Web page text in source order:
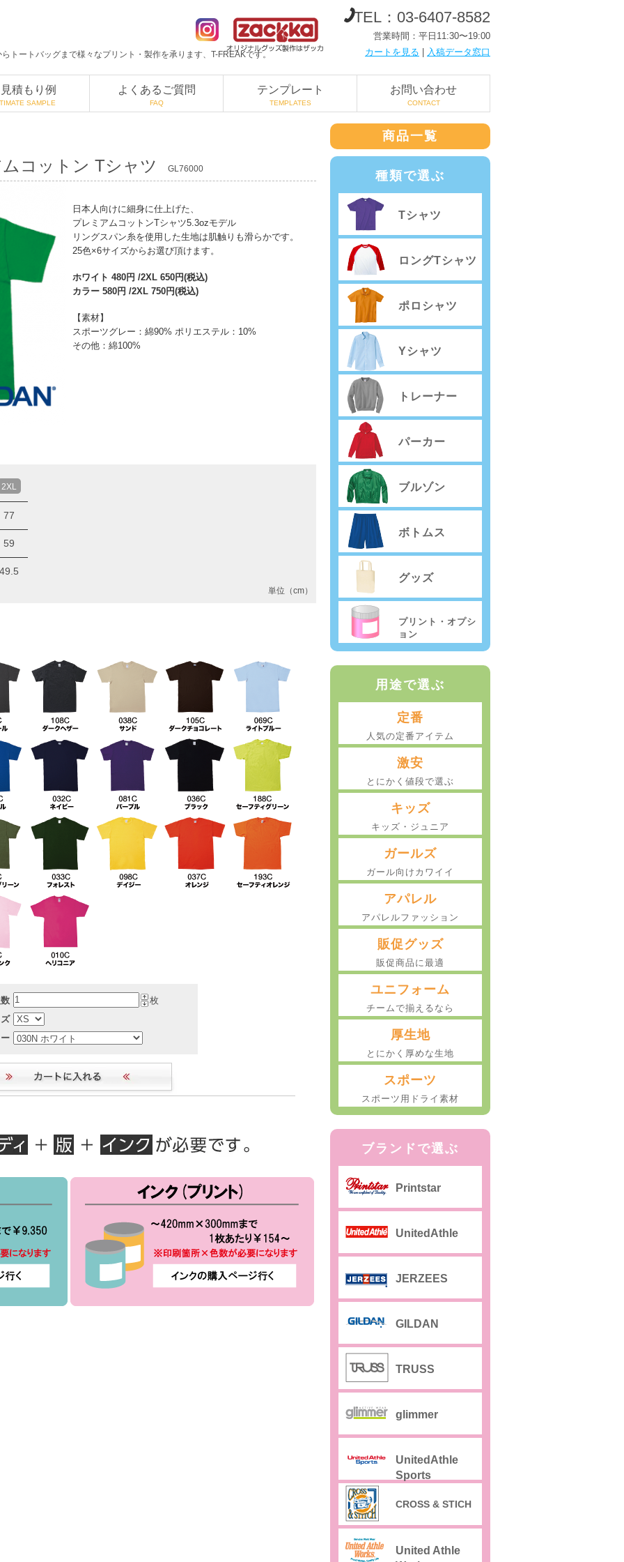
トートバッグまで様々なプリント・製作を承ります、T-FREAKです。
TEL：03-6407-8582
営業時間：平日11:30〜19:00
カートを見る
入稿データ窓口
積もり例
SAMPLE
よくあるご質問
FAQ
テンプレート
TEMPLATES
お問い合わせ
CONTACT
コットン Tシャツ GL76000
日本人向けに細身に仕上げた、
プレミアムコットンTシャツ5.3ozモデル
リングスパン糸を使用した生地は肌触りも滑らかです。
25色×6サイズからお選び頂けます。
ホワイト 480円 /2XL 650円(税込)
カラー 580円 /2XL 750円(税込)
【素材】
スポーツグレー：綿90% ポリエステル：10%
その他：綿100%
2XL
77
59
49.5
単位（cm）
枚
商品一覧
種類で選ぶ
Tシャツ
ロングTシャツ
ポロシャツ
Yシャツ
トレーナー
パーカー
ブルゾン
ボトムス
グッズ
プリント・オプシ
ョン
用途で選ぶ
定番
人気の定番アイテム
激安
とにかく値段で選ぶ
キッズ
キッズ・ジュニア
ガールズ
ガール向けカワイイ
アパレル
アパレルファッション
販促グッズ
販促商品に最適
ユニフォーム
チームで揃えるなら
厚生地
とにかく厚めな生地
スポーツ
スポーツ用ドライ素材
ブランドで選ぶ
Printstar
UnitedAthle
JERZEES
GILDAN
TRUSS
glimmer
UnitedAthle
Sports
CROSS & STICH
United Athle